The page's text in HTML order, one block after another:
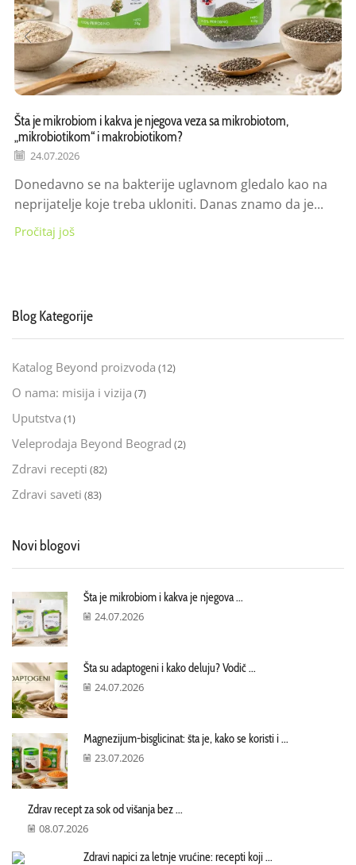
Šta je mikrobiom i kakva je njegova veza sa mikrobiotom,
„mikrobiotikom“ i makrobiotikom?
24.07.2026
Donedavno se na bakterije uglavnom gledalo kao na
neprijatelje koje treba ukloniti. Danas znamo da je...
Pročitaj još
Blog Kategorije
Katalog Beyond proizvoda (12)
O nama: misija i vizija (7)
Uputstva (1)
Veleprodaja Beyond Beograd (2)
Zdravi recepti (82)
Zdravi saveti (83)
Novi blogovi
Šta je mikrobiom i kakva je njegova ...
24.07.2026
Šta su adaptogeni i kako deluju? Vodič ...
24.07.2026
Magnezijum-bisglicinat: šta je, kako se koristi i ...
23.07.2026
Zdrav recept za sok od višanja bez ...
08.07.2026
Zdravi napici za letnje vrućine: recepti koji ...